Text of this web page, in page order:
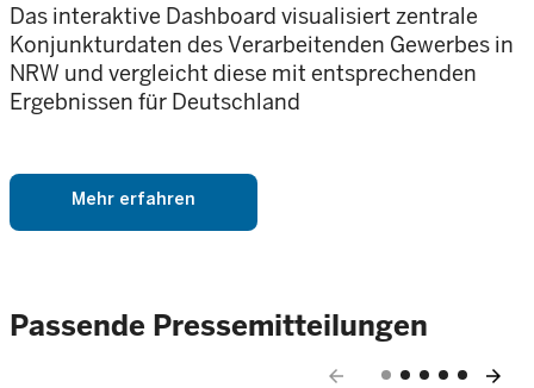
Das interaktive Dashboard visualisiert zentrale
Konjunkturdaten des Verarbeitenden Gewerbes in
NRW und vergleicht diese mit entsprechenden
Ergebnissen für Deutschland
Mehr erfahren
Passende Pressemitteilungen
arrow_back arrow_forward